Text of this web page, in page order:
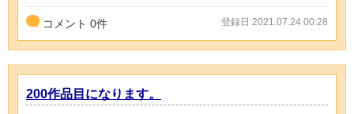
コメント 0件 登録日 2021.07.24 00:28
200作品目になります。